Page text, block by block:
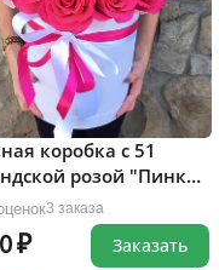
3 заказа
коробка с 51
розой "Пинк
Заказать